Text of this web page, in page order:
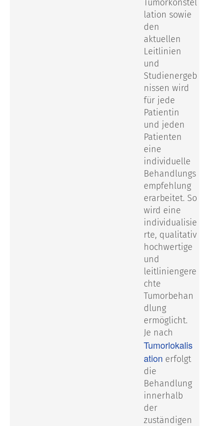
Tumorkonstel
lation sowie
den
aktuellen
Leitlinien
und
Studienergeb
nissen wird
für jede
Patientin
und jeden
Patienten
eine
individuelle
Behandlungs
empfehlung
erarbeitet. So
wird eine
individualisie
rte, qualitativ
hochwertige
und
leitliniengere
chte
Tumorbehan
dlung
ermöglicht.
Je nach
Tumorlokalis
ation erfolgt
die
Behandlung
innerhalb
der
zuständigen